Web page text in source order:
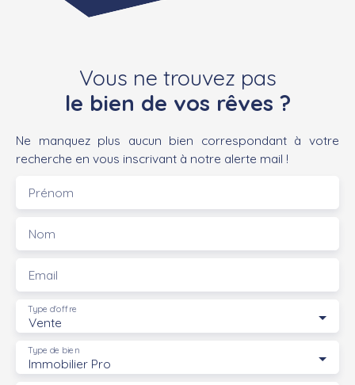
Vous ne trouvez pas
le bien de vos rêves ?
Ne manquez plus aucun bien correspondant à votre
recherche en vous inscrivant à notre alerte mail !
Prénom
Nom
Email
Vente
Type d'offre
Immobilier Pro
Type de bien